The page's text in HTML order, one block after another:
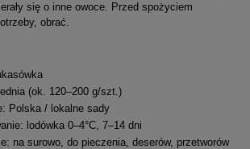
się o inne owoce. Przed spożyciem
obrać.
(ok. 120–200 g/szt.)
Polska / lokalne sady
lodówka 0–4°C, 7–14 dni
na surowo, do pieczenia, deserów, przetworów